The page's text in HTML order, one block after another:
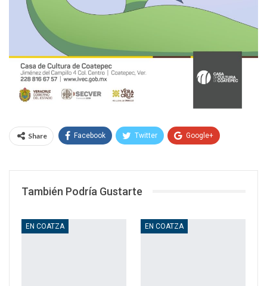
Share Facebook Twitter Google+
También Podría Gustarte
EN COATZA EN COATZA